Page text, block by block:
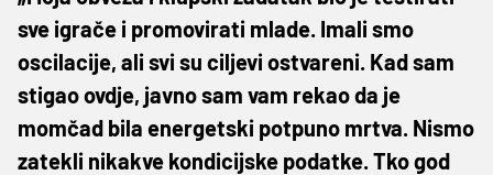
sve igrače i promovirati mlade. Imali smo
oscilacije, ali svi su ciljevi ostvareni. Kad sam
stigao ovdje, javno sam vam rekao da je
momčad bila energetski potpuno mrtva. Nismo
zatekli nikakve kondicijske podatke. Tko god